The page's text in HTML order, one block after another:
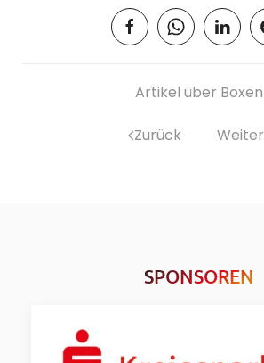
Artikel über Boxen
Zurück Weiter
SPONSOREN